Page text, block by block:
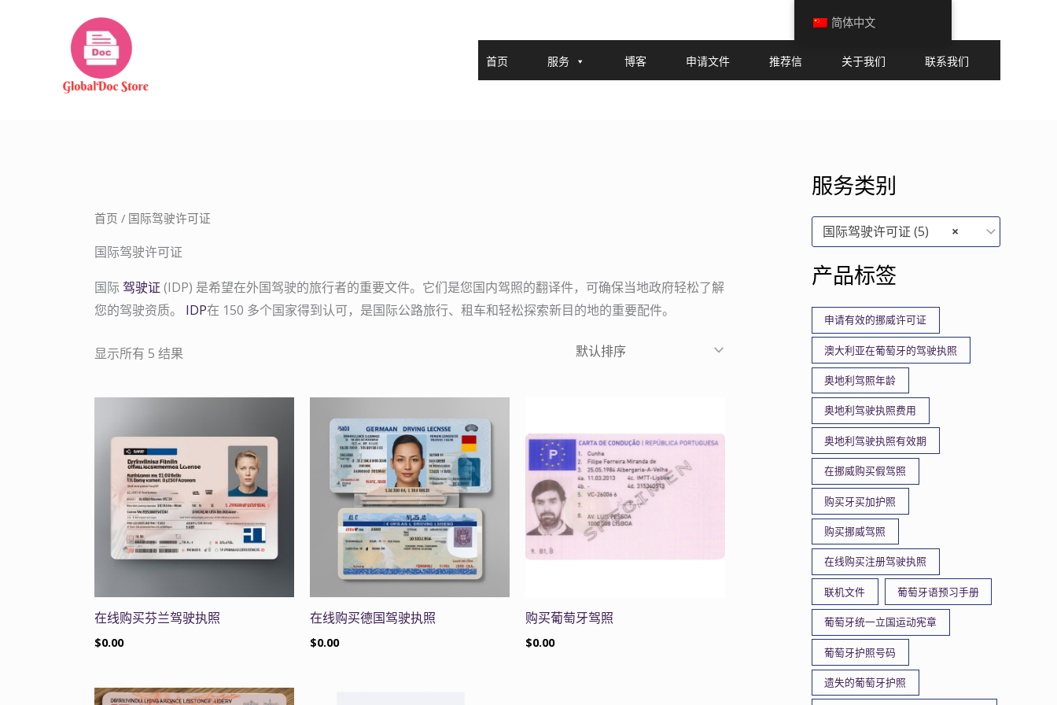
首页 服务 博客 申请文件 推荐信 关于我们 联系我们
首页 / 国际驾驶许可证
国际驾驶许可证
国际驾驶证 (IDP) 是希望在外国驾驶的旅行者的重要文件。它们是您国内驾照的翻译件，可确保当地政府轻松了解
您的驾驶资质。 IDP在 150 多个国家得到认可，是国际公路旅行、租车和轻松探索新目的地的重要配件。
显示所有 5 结果
在线购买芬兰驾驶执照
$0.00
在线购买德国驾驶执照
$0.00
购买葡萄牙驾照
$0.00
服务类别
×
国际驾驶许可证 (5)
产品标签
申请有效的挪威许可证
澳大利亚在葡萄牙的驾驶执照
奥地利驾照年龄
奥地利驾驶执照费用
奥地利驾驶执照有效期
在挪威购买假驾照
购买牙买加护照
购买挪威驾照
在线购买注册驾驶执照
联机文件 葡萄牙语预习手册
葡萄牙统一立国运动宪章
葡萄牙护照号码
遗失的葡萄牙护照
简体中文